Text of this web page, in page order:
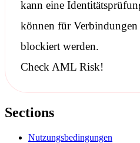
kann eine
können für Verbindungen
blockiert werden.
Check AML Risk!
Sections
Nutzungsbedingungen